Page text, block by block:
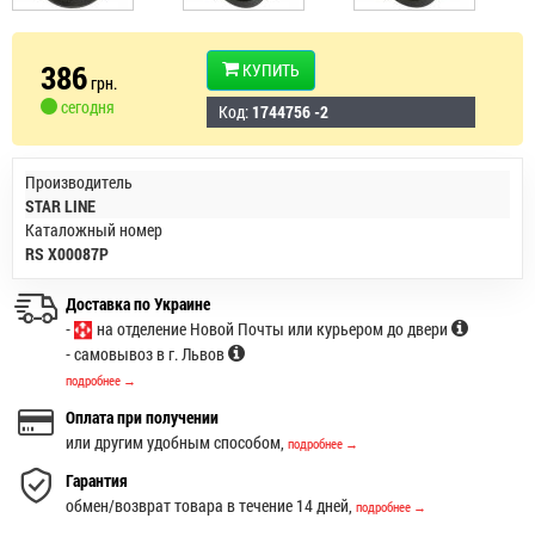
386грн.
сегодня
КУПИТЬ
Код: 1744756 -2
Производитель
STAR LINE
Каталожный номер
RS X00087P
Доставка по Украине
-
на отделение Новой Почты или курьером до двери
- самовывоз в г. Львов
подробнее →
Оплата при получении
или другим удобным способом, подробнее →
Гарантия
обмен/возврат товара в течение 14 дней, подробнее →